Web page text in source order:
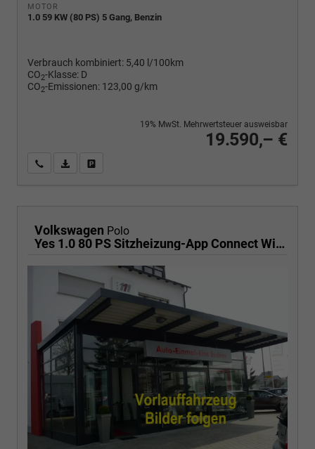
MOTOR
1.0 59 KW (80 PS) 5 Gang, Benzin
Verbrauch kombiniert: 5,40 l/100km
CO2-Klasse: D
CO2-Emissionen: 123,00 g/km
19.590,– €
19% MwSt. Mehrwertsteuer ausweisbar
Wir rufen Sie anPDF-Fahrzeugexposé drucken
Volkswagen Polo
Yes 1.0 80 PS Sitzheizung-App Connect Wireless-Einparkhilfe-Klima-Sofort